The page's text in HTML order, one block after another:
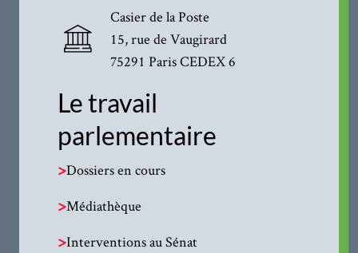
Casier de la Poste
15, rue de Vaugirard
75291 Paris CEDEX 6
Le travail
parlementaire
>Dossiers en cours
>Médiathèque
>Interventions au Sénat